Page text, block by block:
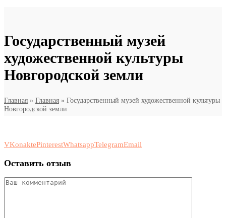
Государственный музей
художественной культуры
Новгородской земли
Главная » Главная » Государственный музей художественной культуры
Новгородской земли
VKonaktePinterestWhatsappTelegramEmail
Оставить отзыв